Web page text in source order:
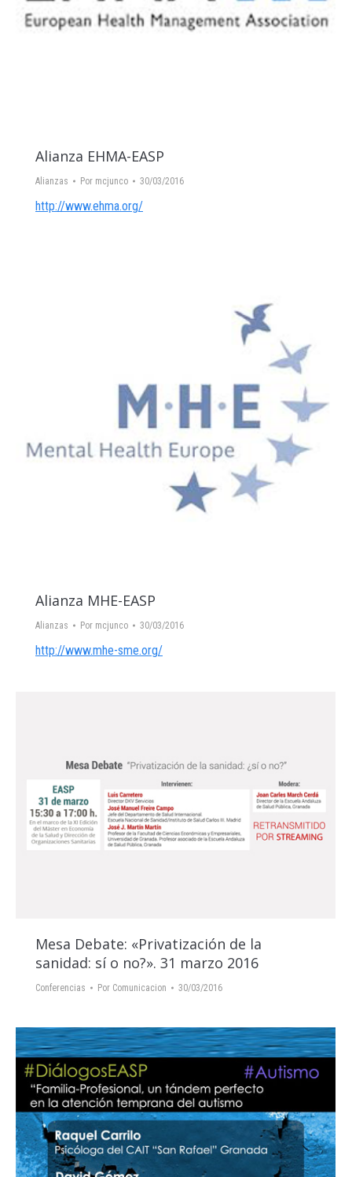
Alianza EHMA-EASP
Alianzas Por mcjunco 30/03/2016
http://www.ehma.org/
Alianza MHE-EASP
Alianzas Por mcjunco 30/03/2016
http://www.mhe-sme.org/
Mesa Debate: «Privatización de la
sanidad: sí o no?». 31 marzo 2016
Conferencias Por Comunicacion 30/03/2016